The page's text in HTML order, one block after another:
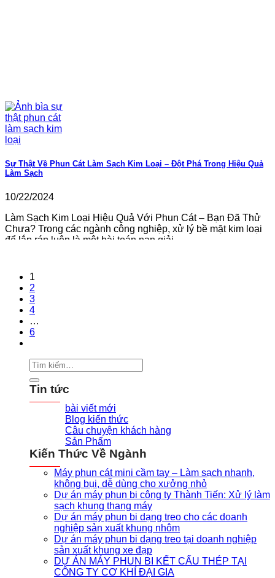
Sự Thật Về Phun Cát Làm Sạch Kim Loại – Đột Phá Trong Hiệu Quả
Làm Sạch
10/22/2024
Làm Sạch Kim Loại Hiệu Quả Với Phun Cát – Bạn Đã Thử
Chưa? Trong các ngành công nghiệp, xử lý bề mặt kim loại
để lắp ráp luôn là một bài toán nan giải....
1
2
3
4
…
6
Tin tức
bài viết mới
Blog kiến thức
Câu chuyện khách hàng
Sản Phẩm
Kiến Thức Về Ngành
Máy phun cát mini cầm tay – Làm sạch nhanh,
không bụi, dễ dùng cho xưởng nhỏ
Dự án máy phun bi công ty Thành Tiến: Xử lý làm
sạch khung thang máy
Dự án máy phun bi dạng treo cho các doanh
nghiệp sản xuất khung nhôm
Dự án máy phun bi dạng treo tại doanh nghiệp
sản xuất khung xe đạp
DỰ ÁN MÁY PHUN BI KẾT CẤU THÉP TẠI
CÔNG TY CƠ KHÍ ĐẠI GIA